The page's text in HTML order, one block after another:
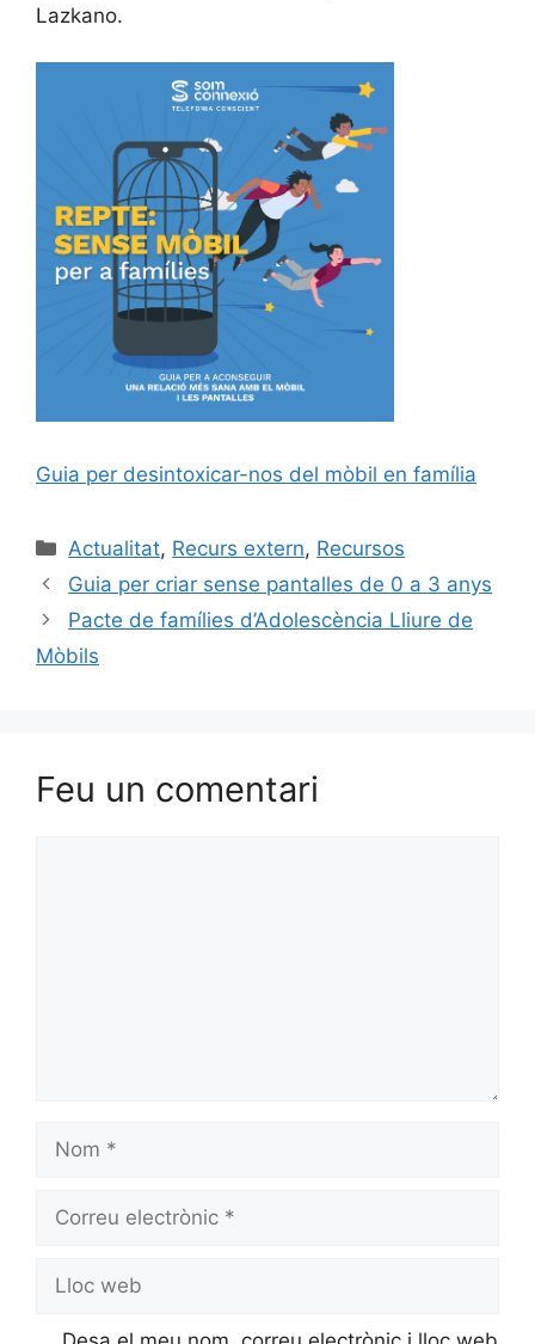
Lazkano.
Guia per desintoxicar-nos del mòbil en família
Actualitat, Recurs extern, Recursos
Guia per criar sense pantalles de 0 a 3 anys
Pacte de famílies d’Adolescència Lliure de
Mòbils
Feu un comentari